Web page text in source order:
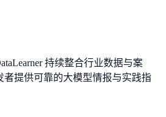
持续整合行业数据与案
者提供可靠的大模型情报与实践指